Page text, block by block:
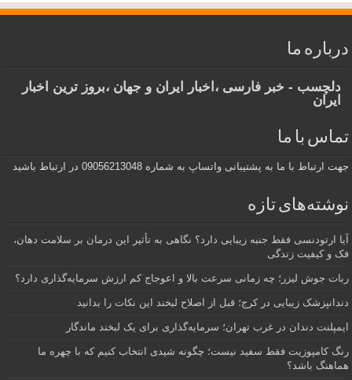
درباره ما
دلچسب - خبر فارسی ،اخبار ایران و جهان ،بروز ترین اخبار
ایران
تماس با ما
جهت ارتباط با ما به پشتیبانی واتساپ به شماره 09056213048 در ارتباط باشید
نوشته‌های تازه
آیا ارتودنسی فقط جنبه زیبایی دارد؟ نگاهی به تأثیر این درمان بر سلامت دهان،
فک و کیفیت زندگی
ربات جوش لیزر؛ چه زمانی سرعت بالا و اعوجاج کم ارزش سرمایه‌گذاری دارد؟
دندانپزشک زیبایی در کرج؛ قبل از اصلاح لبخند این نکات را بدانید
ایمپلنت دندان در غرب تهران؛ سرمایه‌گذاری برای یک لبخند ماندگار
رنگ کامپوزیت فقط سفید نیست؛ چگونه شیدی انتخاب کنیم که با چهره ما
هماهنگ باشد؟